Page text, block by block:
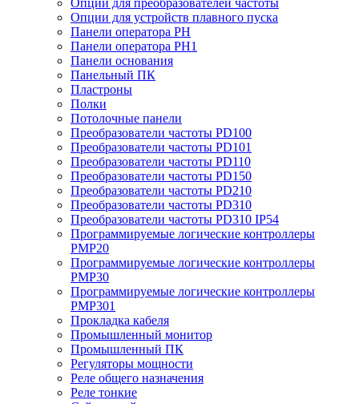
Опции для преобразователей частоты
Опции для устройств плавного пуска
Панели оператора PH
Панели оператора PH1
Панели основания
Панельный ПК
Пластроны
Полки
Потолочные панели
Преобразователи частоты PD100
Преобразователи частоты PD101
Преобразователи частоты PD110
Преобразователи частоты PD150
Преобразователи частоты PD210
Преобразователи частоты PD310
Преобразователи частоты PD310 IP54
Программируемые логические контроллеры
PMP20
Программируемые логические контроллеры
PMP30
Программируемые логические контроллеры
PMP301
Прокладка кабеля
Промышленный монитор
Промышленный ПК
Регуляторы мощности
Реле общего назначения
Реле тонкие